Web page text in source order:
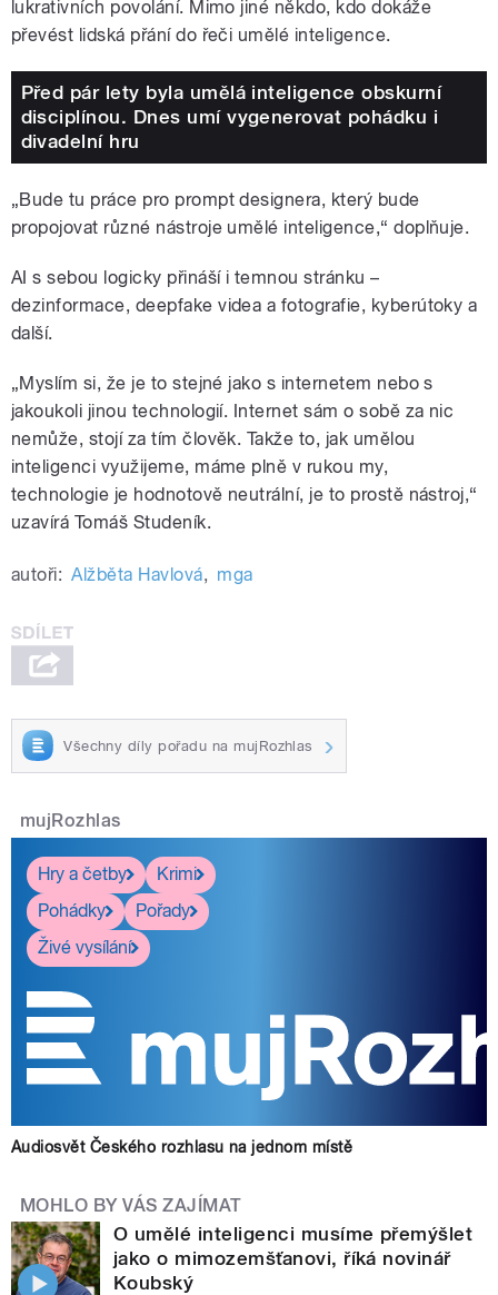
lukrativních povolání. Mimo jiné někdo, kdo dokáže
převést lidská přání do řeči umělé inteligence.
Před pár lety byla umělá inteligence obskurní
disciplínou. Dnes umí vygenerovat pohádku i
divadelní hru
„Bude tu práce pro prompt designera, který bude
propojovat různé nástroje umělé inteligence,“ doplňuje.
AI s sebou logicky přináší i temnou stránku –
dezinformace, deepfake videa a fotografie, kyberútoky a
další.
„Myslím si, že je to stejné jako s internetem nebo s
jakoukoli jinou technologií. Internet sám o sobě za nic
nemůže, stojí za tím člověk. Takže to, jak umělou
inteligenci využijeme, máme plně v rukou my,
technologie je hodnotově neutrální, je to prostě nástroj,“
uzavírá Tomáš Studeník.
autoři: Alžběta Havlová, mga
Všechny díly pořadu na mujRozhlas
mujRozhlas
Hry a četby
Krimi
Pohádky
Pořady
Živé vysílání
Audiosvět Českého rozhlasu na jednom místě
MOHLO BY VÁS ZAJÍMAT
O umělé inteligenci musíme přemýšlet
jako o mimozemšťanovi, říká novinář
Koubský